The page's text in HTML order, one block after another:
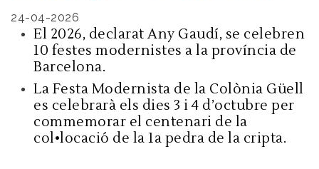
24-04-2026
El 2026, declarat Any Gaudí, se celebren
10 festes modernistes a la província de
Barcelona.
La Festa Modernista de la Colònia Güell
es celebrarà els dies 3 i 4 d’octubre per
commemorar el centenari de la
col•locació de la 1a pedra de la cripta.